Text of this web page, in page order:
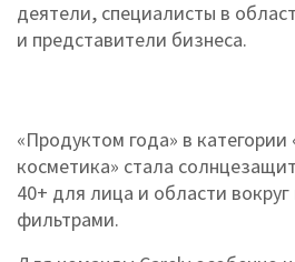
деятели, специалисты в
и представители бизнеса.
«Продуктом года» в категории
косметика» стала
40+ для лица и области
фильтрами.